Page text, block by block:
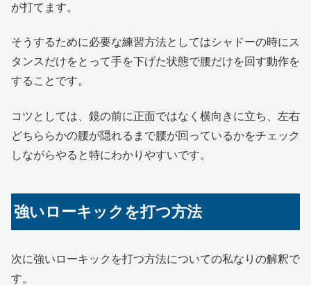
が打てます。
そうするために必要な練習方法としてはシャドーの時にス
タンスだけをとって手を下げた状態で腰だけを回す動作を
することです。
コツとしては、鏡の前に正面ではなく横向きに立ち、左右
どちららかの腰が隠れるまで腰が回っているかをチェック
しながらやると特にわかりやすいです。
強いローキックを打つ方法
次に強いローキックを打つ方法についての私なりの解釈で
す。